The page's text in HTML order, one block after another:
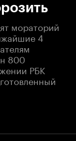
мораторий
4
800
РБК